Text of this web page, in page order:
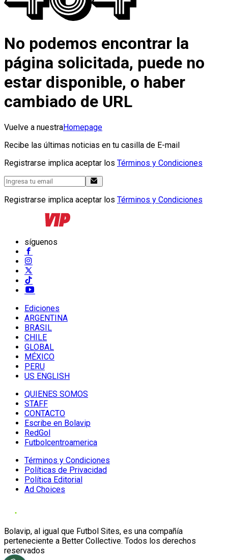
No podemos encontrar la
página solicitada, puede no
estar disponible, o haber
cambiado de URL
Vuelve a nuestraHomepage
Recibe las últimas noticias en tu casilla de E-mail
Registrarse implica aceptar los Términos y Condiciones
Registrarse implica aceptar los Términos y Condiciones
síguenos
Ediciones
ARGENTINA
BRASIL
CHILE
GLOBAL
MÉXICO
PERU
US ENGLISH
QUIENES SOMOS
STAFF
CONTACTO
Escribe en Bolavip
RedGol
Futbolcentroamerica
Términos y Condiciones
Políticas de Privacidad
Política Editorial
Ad Choices
Bolavip, al igual que Futbol Sites, es una compañía
perteneciente a Better Collective. Todos los derechos
reservados